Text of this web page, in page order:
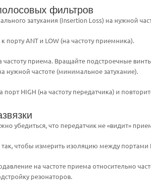
фильтров
затухания (Insertion Loss) на нужной
порту ANT и LOW (на частоту приемника).
частоту приема. Вращайте подстроечные
нужной частоте (минимальное затухание).
порт HIGH (на частоту передатчика) и
убедиться, что передатчик не «видит»
чтобы измерить изоляцию между портами
на частоте приема относительно
резонаторов.